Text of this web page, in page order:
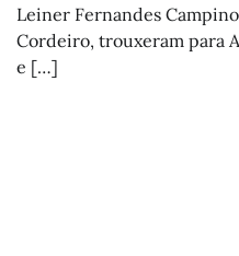
Leiner Fernandes
Cordeiro, trouxeram para
e […]